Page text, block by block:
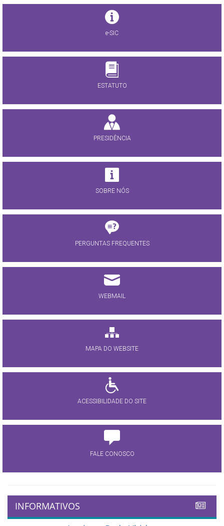
e-SIC
ESTATUTO
PRESIDÊNCIA
SOBRE NÓS
PERGUNTAS FREQUENTES
WEBMAIL
MAPA DO WEBSITE
ACESSIBILIDADE DO SITE
FALE CONOSCO
INFORMATIVOS